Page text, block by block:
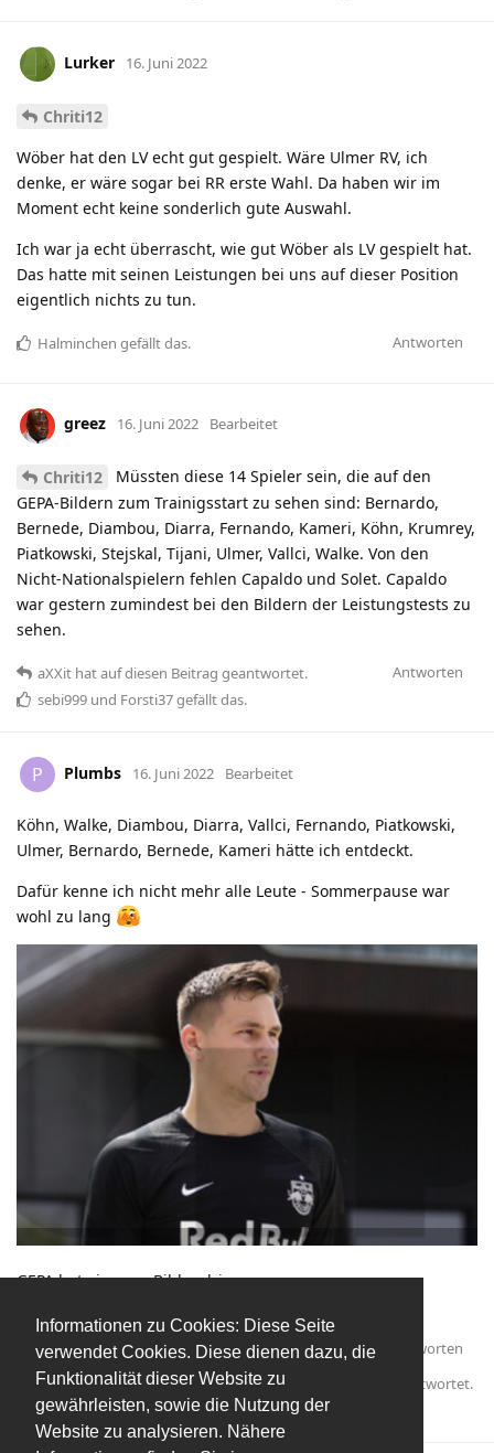
Informationen zu Cookies: Diese Seite
verwendet Cookies. Diese dienen dazu, die
Funktionalität dieser Website zu
gewährleisten, sowie die Nutzung der
Website zu analysieren. Nähere
Lurker 16. Juni 2022
Chriti12
Wöber hat den LV echt gut gespielt. Wäre Ulmer RV, ich
denke, er wäre sogar bei RR erste Wahl. Da haben wir im
Moment echt keine sonderlich gute Auswahl.
Ich war ja echt überrascht, wie gut Wöber als LV gespielt hat.
Das hatte mit seinen Leistungen bei uns auf dieser Position
eigentlich nichts zu tun.
Antworten
Halminchen gefällt das.
greez 16. Juni 2022 Bearbeitet
Chriti12
Müssten diese 14 Spieler sein, die auf den
GEPA-Bildern zum Trainigsstart zu sehen sind: Bernardo,
Bernede, Diambou, Diarra, Fernando, Kameri, Köhn, Krumrey,
Piatkowski, Stejskal, Tijani, Ulmer, Vallci, Walke. Von den
Nicht-Nationalspielern fehlen Capaldo und Solet. Capaldo
war gestern zumindest bei den Bildern der Leistungstests zu
sehen.
Antworten
aXXit hatauf diesen Beitrag geantwortet.
sebi999 und Forsti37gefällt das.
P Plumbs 16. Juni 2022 Bearbeitet
Köhn, Walke, Diambou, Diarra, Vallci, Fernando, Piatkowski,
Ulmer, Bernardo, Bernede, Kameri hätte ich entdeckt.
Dafür kenne ich nicht mehr alle Leute - Sommerpause war
wohl zu lang
GEPA hat ein paar Bilder drinnen.
Antworten
Chriti12undchrischinger86haben auf diesen Beitrag geantwortet.
Halminchengefällt das.